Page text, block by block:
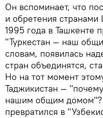
Он вспоминает, что
и обретения
1995 года в Ташкенте
"Туркестан — наш
словам, появилась
стран объединятся,
Но на тот момент
Таджикистан —
нашим общим домом"?
превратился в